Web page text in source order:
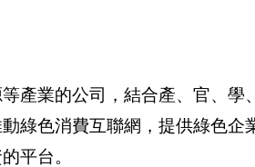
產業的公司，結合產、官、學、
綠色消費互聯網，提供綠色企
平台。